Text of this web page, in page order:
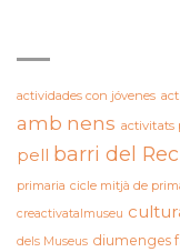
actividades con jóvenes
amb nens activitats
pell barri del Rec
primaria cicle mitjà de
creactivatalmuseu
dels Museus diumenges